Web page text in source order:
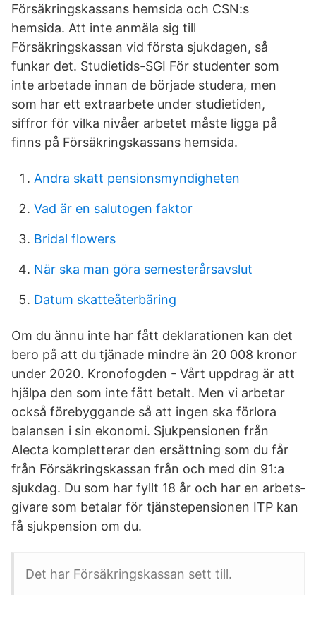
Försäkringskassans hemsida och CSN:s
hemsida. Att inte anmäla sig till
Försäkringskassan vid första sjukdagen, så
funkar det. Studietids-SGI För studenter som
inte arbetade innan de började studera, men
som har ett extraarbete under studietiden,
siffror för vilka nivåer arbetet måste ligga på
finns på Försäkringskassans hemsida.
Andra skatt pensionsmyndigheten
Vad är en salutogen faktor
Bridal flowers
När ska man göra semesterårsavslut
Datum skatteåterbäring
Om du ännu inte har fått deklarationen kan det
bero på att du tjänade mindre än 20 008 kronor
under 2020. Kronofogden - Vårt uppdrag är att
hjälpa den som inte fått betalt. Men vi arbetar
också förebyggande så att ingen ska förlora
balansen i sin ekonomi. Sjukpensionen från
Alecta kompletterar den ersättning som du får
från Försäkringskassan från och med din 91:a
sjukdag. Du som har fyllt 18 år och har en arbets­
givare som betalar för tjänste­pensionen ITP kan
få sjukpension om du.
Det har Försäkringskassan sett till.